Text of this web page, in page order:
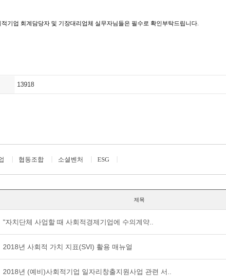
13918
협동조합 소셜벤처 ESG
제목
"자치단체 사업할 때 사회적경제기업에 수의계약..
2018년 사회적 가치 지표(SVI) 활용 매뉴얼
2018년 (예비)사회적기업 일자리창출지원사업 관련 서..